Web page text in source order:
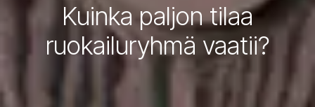
Kuinka paljon tilaa
ruokailuryhmä vaatii?